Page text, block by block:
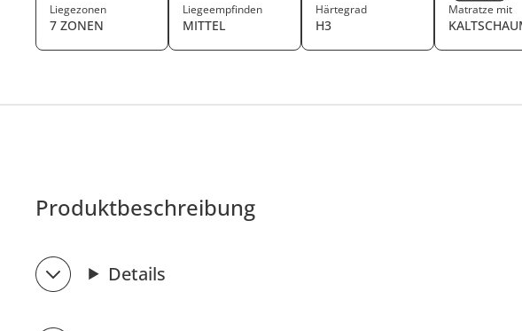
Liegezonen
7 ZONEN
Liegeempfinden
MITTEL
Härtegrad
H3
Matratze mit
Produktbeschreibung
Details